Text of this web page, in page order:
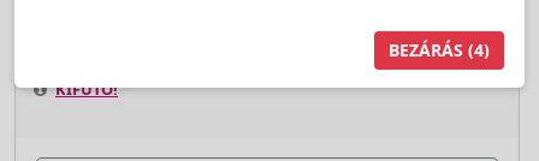
KIFUTÓ!
BEZÁRÁS (4)